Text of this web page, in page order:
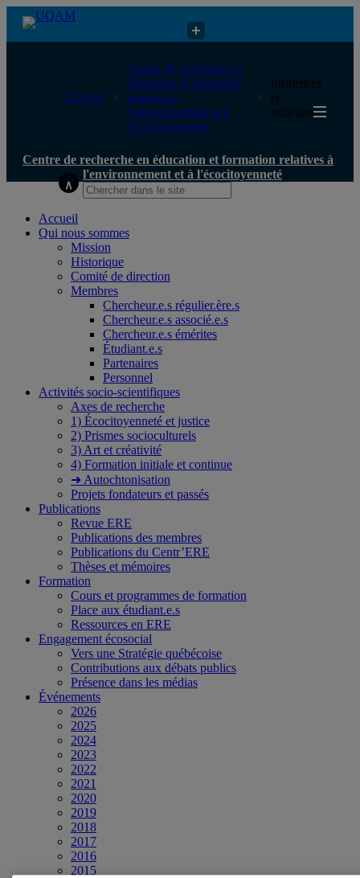
Centre de recherche en éducation et formation relatives à
l'environnement et à l'écocitoyenneté
UQAM
Centre de recherche en
éducation et formation
relatives à
l'environnement et à
l'écocitoyenneté
Infolettres
et
bulletins
Centre de recherche en éducation et formation relatives à
l'environnement et à l'écocitoyenneté
Accueil
Qui nous sommes
Mission
Historique
Comité de direction
Membres
Chercheur.e.s régulier.ère.s
Chercheur.e.s associé.e.s
Chercheur.e.s émérites
Étudiant.e.s
Partenaires
Personnel
Activités socio-scientifiques
Axes de recherche
1) Écocitoyenneté et justice
2) Prismes socioculturels
3) Art et créativité
4) Formation initiale et continue
➜ Autochtonisation
Projets fondateurs et passés
Publications
Revue ERE
Publications des membres
Publications du Centr’ERE
Thèses et mémoires
Formation
Cours et programmes de formation
Place aux étudiant.e.s
Ressources en ERE
Engagement écosocial
Vers une Stratégie québécoise
Contributions aux débats publics
Présence dans les médias
Événements
2026
2025
2024
2023
2022
2021
2020
2019
2018
2017
2016
2015